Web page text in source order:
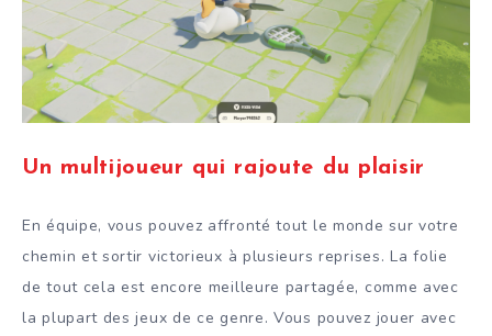
Un multijoueur qui rajoute du plaisir
En équipe, vous pouvez affronté tout le monde sur votre
chemin et sortir victorieux à plusieurs reprises. La folie
de tout cela est encore meilleure partagée, comme avec
la plupart des jeux de ce genre. Vous pouvez jouer avec